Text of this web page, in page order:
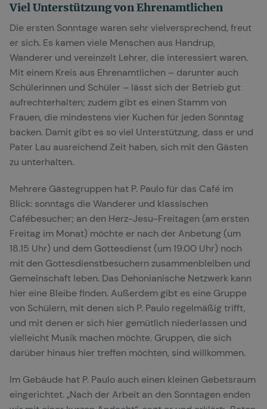
Viel Unterstützung von Ehrenamtlichen
Die ersten Sonntage waren sehr vielversprechend, freut
er sich. Es kamen viele Menschen aus Handrup,
Wanderer und vereinzelt Lehrer, die interessiert waren.
Mit einem Kreis aus Ehrenamtlichen – darunter auch
Schülerinnen und Schüler – lässt sich der Betrieb gut
aufrechterhalten; zudem gibt es einen Stamm von
Frauen, die mindestens vier Kuchen für jeden Sonntag
backen. Damit gibt es so viel Unterstützung, dass er und
Pater Lau ausreichend Zeit haben, sich mit den Gästen
zu unterhalten.
Mehrere Gästegruppen hat P. Paulo für das Café im
Blick: sonntags die Wanderer und klassischen
Cafébesucher; an den Herz-Jesu-Freitagen (am ersten
Freitag im Monat) möchte er nach der Anbetung (um
18.15 Uhr) und dem Gottesdienst (um 19.00 Uhr) noch
mit den Gottesdienstbesuchern zusammenbleiben und
Gemeinschaft leben. Das Dehonianische Netzwerk kann
hier eine Bleibe finden. Außerdem gibt es eine Gruppe
von Schülern, mit denen sich P. Paulo regelmäßig trifft,
und mit denen er sich hier gemütlich niederlassen und
vielleicht Musik machen möchte. Gruppen, die sich
darüber hinaus hier treffen möchten, sind willkommen.
Im Gebäude hat P. Paulo auch einen kleinen Gebetsraum
eingerichtet. „Nach der Arbeit an den Sonntagen enden